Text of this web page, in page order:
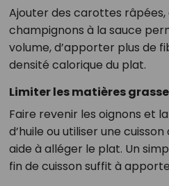
Ajouter des carottes
champignons à la sauce
volume, d’apporter plus de
densité calorique du plat.
Limiter les matières
Faire revenir les oignons et
d’huile ou utiliser une cuisson
aide à alléger le plat. Un
fin de cuisson suffit à